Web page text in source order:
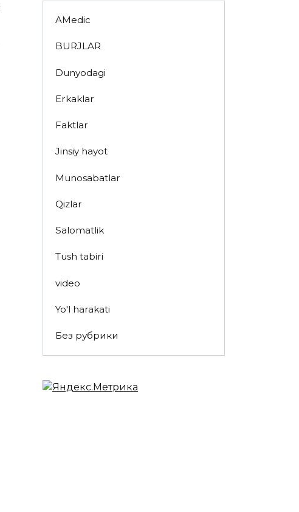
AMedic
BURJLAR
Dunyodagi
Erkaklar
Faktlar
Jinsiy hayot
Munosabatlar
Qizlar
Salomatlik
Tush tabiri
video
Yo'l harakati
Без рубрики